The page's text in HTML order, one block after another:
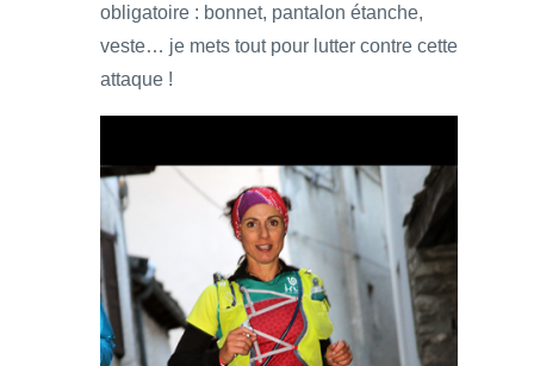
obligatoire : bonnet, pantalon étanche,
veste… je mets tout pour lutter contre cette
attaque !